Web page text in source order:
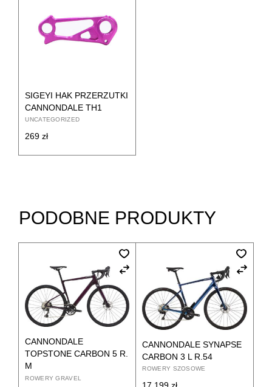
SIGEYI HAK PRZERZUTKI
CANNONDALE TH1
UNCATEGORIZED
269zł
PODOBNE PRODUKTY
CANNONDALE
TOPSTONE CARBON 5 R.
M
ROWERY GRAVEL
CANNONDALE SYNAPSE
CARBON 3 L R.54
ROWERY SZOSOWE